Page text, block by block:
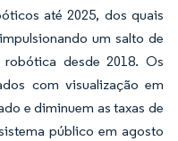
até 2025, dos quais
um salto de
desde 2018. Os
com visualização em
e diminuem as taxas de
público em agosto